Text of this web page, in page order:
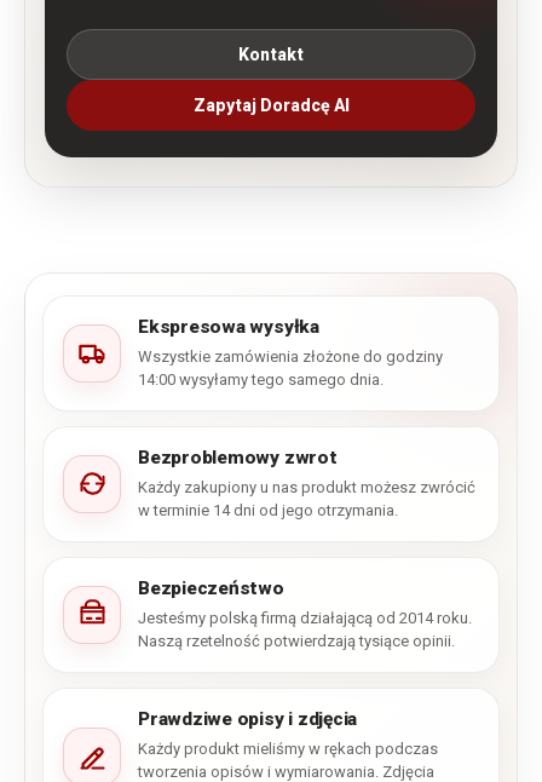
Kontakt
Zapytaj Doradcę AI
Ekspresowa wysyłka
Wszystkie zamówienia złożone do godziny
14:00 wysyłamy tego samego dnia.
Bezproblemowy zwrot
Każdy zakupiony u nas produkt możesz zwrócić
w terminie 14 dni od jego otrzymania.
Bezpieczeństwo
Jesteśmy polską firmą działającą od 2014 roku.
Naszą rzetelność potwierdzają tysiące opinii.
Prawdziwe opisy i zdjęcia
Każdy produkt mieliśmy w rękach podczas
tworzenia opisów i wymiarowania. Zdjęcia